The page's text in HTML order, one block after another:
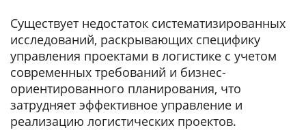
Существует недостаток систематизированных
исследований, раскрывающих специфику
управления проектами в логистике с учетом
современных требований и бизнес-
ориентированного планирования, что
затрудняет эффективное управление и
реализацию логистических проектов.